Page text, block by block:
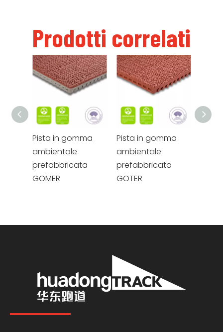
Prodotti correlati
Pista in gomma
ambientale
prefabbricata
GOMER
Pista in gomma
ambientale
prefabbricata
GOTER